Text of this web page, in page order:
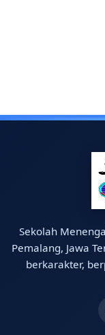
Sekolah
Pemalang, Jawa
berkarakter,